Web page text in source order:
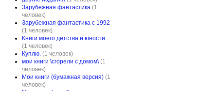
Зарубежная фантастика (1
человек)
Зарубежная фантастика с 1992
(1 человек)
Книги моего детства и юности
(1 человек)
Куплю. (1 человек)
мои книги \сгорели с домом\ (1
человек)
Мои книги (бумажная версия) (1
человек)